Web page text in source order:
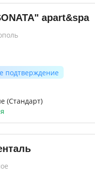
apart&spa
подтверждение
(Стандарт)